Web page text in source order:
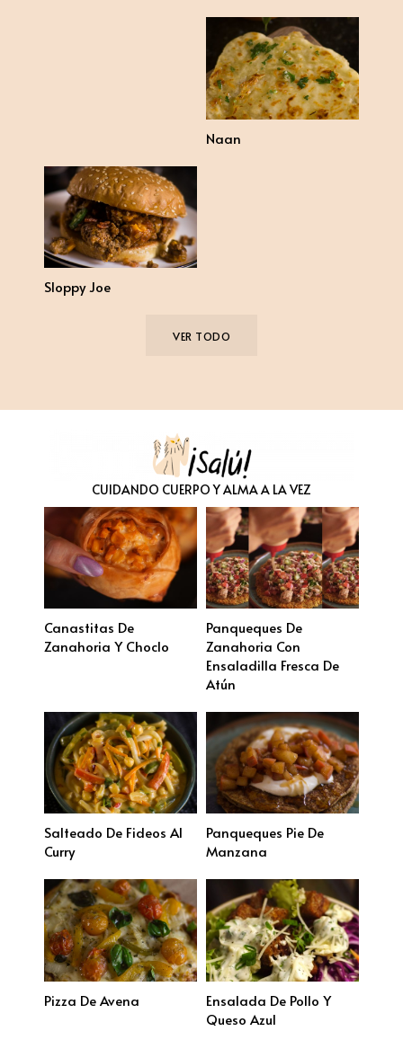
Naan
Sloppy Joe
VER TODO
CUIDANDO CUERPO Y ALMA A LA VEZ
Canastitas De
Zanahoria Y Choclo
Panqueques De
Zanahoria Con
Ensaladilla Fresca De
Atún
Salteado De Fideos Al
Curry
Panqueques Pie De
Manzana
Pizza De Avena
Ensalada De Pollo Y
Queso Azul